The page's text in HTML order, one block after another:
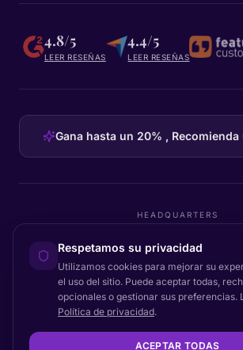
4.8/5
LEER RESEÑAS
4.4/5
LEER RESEÑAS
Gana hasta un 20% , Recomienda
HEADQUARTERS
C/O GRROW, Pilestræde 52A
© 2026 Certainly. Todos los derechos
EstadoPrivacidadDPA
Respetamos su privacidad
Utilizamos cookies para mejorar su
el uso del sitio. Puede aceptar todas,
opcionales o gestionar sus preferencias.
Política de privacidad.
ACEPTAR TODAS